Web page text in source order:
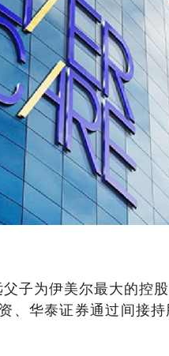
子为伊美尔最大的控
、华泰证券通过间接